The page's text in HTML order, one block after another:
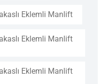
Eklemli Manlift
Eklemli Manlift
Eklemli Manlift